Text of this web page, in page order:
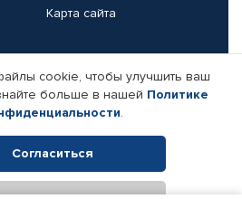
Карта сайта
Реквизиты компании
cookie, чтобы улучшить ваш
больше в нашей Политике
.
Согласиться